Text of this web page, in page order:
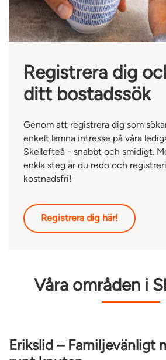
Registrera dig
ditt bostadssök
Genom att registrera dig som
enkelt lämna intresse på våra
Skellefteå - snabbt och smidigt.
enkla steg är du redo och
kostnadsfri!
Registrera dig här!
Våra områden i
Erikslid – Familjevänligt